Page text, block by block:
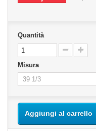
Quantità
Misura
Aggiungi al carrello